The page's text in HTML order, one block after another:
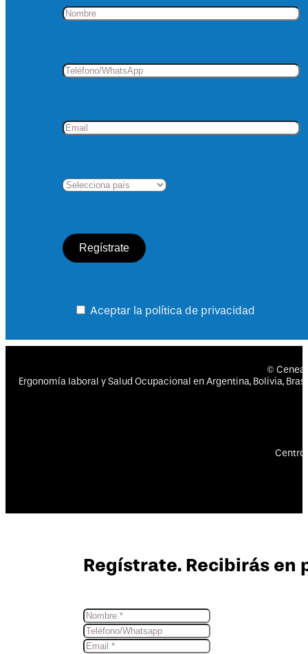
Aceptar la política de privacidad
©
Ergonomía laboral y Salud Ocupacional en Argentina, Bolivia,
Centro
Regístrate. Recibirás en